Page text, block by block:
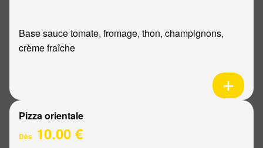
Base sauce tomate, fromage, thon, champignons,
crème fraîche
Pizza orientale
Dès 10.00 €